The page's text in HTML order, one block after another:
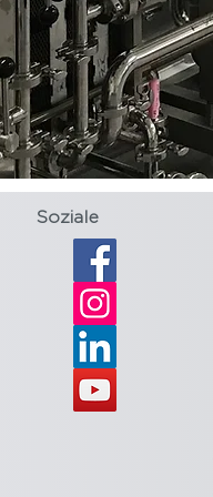
Soziale